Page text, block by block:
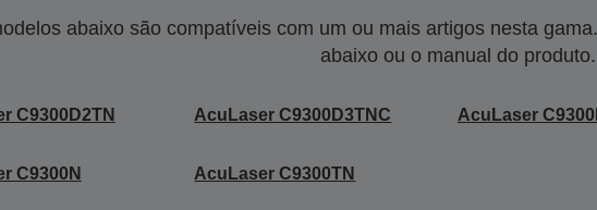
abaixo são compatíveis com um ou mais artigos nesta
abaixo ou o manual do produto.
C9300D2TN AcuLaser C9300D3TNC AcuLaser
C9300N AcuLaser C9300TN